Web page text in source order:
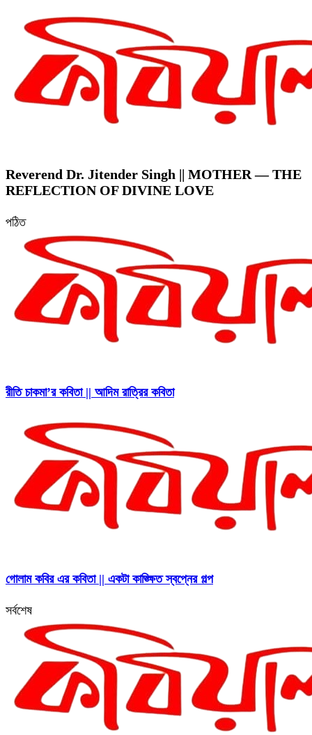
Reverend Dr. Jitender Singh || MOTHER — THE
REFLECTION OF DIVINE LOVE
পঠিত
রীতি চাকমা’র কবিতা || আদিম রাত্রির কবিতা
গোলাম কবির এর কবিতা || একটা কাঙ্ক্ষিত স্বপ্নের গল্প
সর্বশেষ